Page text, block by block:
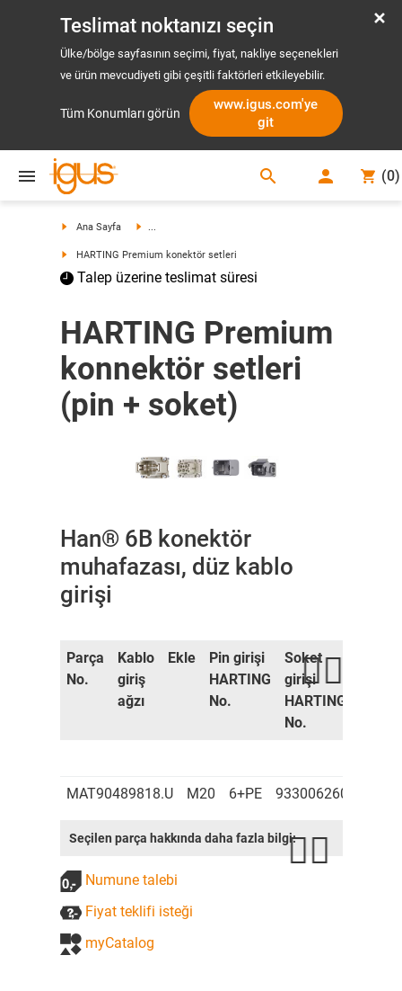
Teslimat noktanızı seçin
Ülke/bölge sayfasının seçimi, fiyat, nakliye seçenekleri
ve ürün mevcudiyeti gibi çeşitli faktörleri etkileyebilir.
Tüm Konumları görün
www.igus.com'ye
git
search (0)
Ana Sayfa ...
HARTING Premium konektör setleri
Talep üzerine teslimat süresi
HARTING Premium
konnektör setleri
(pin + soket)
Han® 6B konektör
muhafazası, düz kablo
girişi
Parça
No.
Kablo
giriş
ağzı
Ekle
Pin girişi
HARTING
No.
Soket
girişi
HARTING
No.
MAT90489818.U M20 6+PE 9330062601
Seçilen parça hakkında daha fazla bilgi:
Numune talebi
Fiyat teklifi isteği
myCatalog